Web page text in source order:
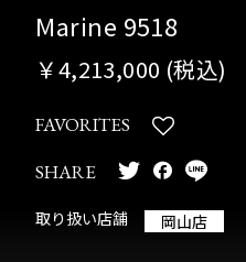
Marine 9518
￥4,213,000 (税込)
FAVORITES
SHARE
取り扱い店舗 岡山店